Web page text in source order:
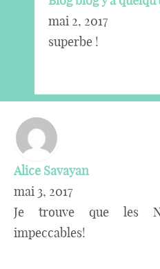
mai 2, 2017
superbe !
Alice Savayan
mai 3, 2017
Je trouve que les
impeccables!